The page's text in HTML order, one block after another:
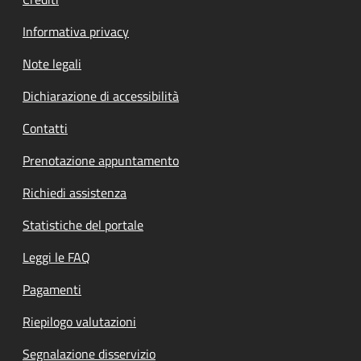
Informativa privacy
Note legali
Dichiarazione di accessibilità
Contatti
Prenotazione appuntamento
Richiedi assistenza
Statistiche del portale
Leggi le FAQ
Pagamenti
Riepilogo valutazioni
Segnalazione disservizio